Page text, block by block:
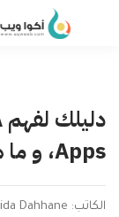
Apps، و ما هيتها و كيف تعمل؟
الكاتب: Rida Dahhane